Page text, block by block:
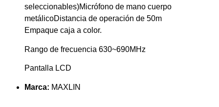
seleccionables)Micrófono de mano cuerpo
metálicoDistancia de operación de 50m
Empaque caja a color.
Rango de frecuencia 630~690MHz
Pantalla LCD
Marca: MAXLIN